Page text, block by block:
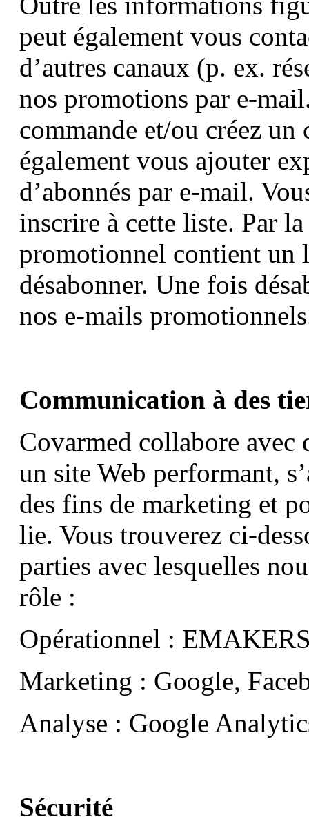
peut également vous
d’autres canaux (p. ex.
nos promotions par e-
commande et/ou créez
également vous ajouter
d’abonnés par e-mail.
inscrire à cette liste. Par
promotionnel contient un
désabonner. Une fois
nos e-mails
Communication à des
Covarmed collabore
un site Web performant,
des fins de marketing et
lie. Vous trouverez ci-
parties avec lesquelles
rôle :
Opérationnel :
Marketing : Google,
Analyse : Google
Sécurité